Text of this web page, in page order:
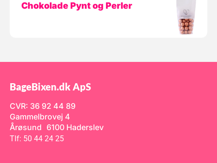
Chokolade Pynt og Perler
BageBixen.dk ApS
CVR: 36 92 44 89
Gammelbrovej 4
Årøsund 6100 Haderslev
Tlf: 50 44 24 25